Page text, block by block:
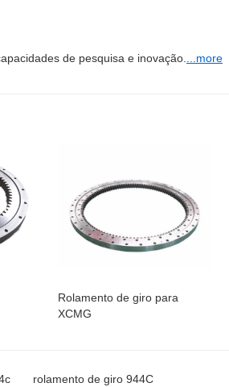
de pesquisa e inovação.
...more
Rolamento de giro para
XCMG
rolamento de giro 944C